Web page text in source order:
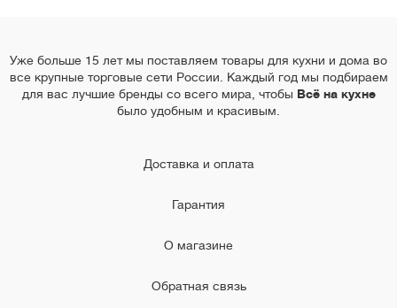
Уже больше 15 лет мы поставляем товары для кухни и дома во
все крупные торговые сети России. Каждый год мы подбираем
для вас лучшие бренды со всего мира, чтобы Всё на кухне
было удобным и красивым.
Доставка и оплата
Гарантия
О магазине
Обратная связь